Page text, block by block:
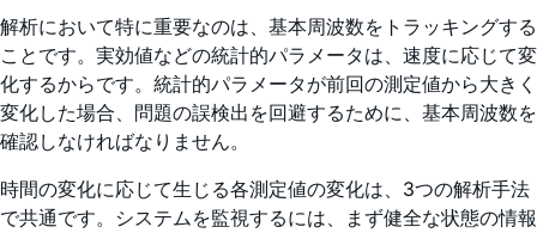
解析において特に重要なのは、基本周波数をトラッキングする
ことです。実効値などの統計的パラメータは、速度に応じて変
化するからです。統計的パラメータが前回の測定値から大きく
変化した場合、問題の誤検出を回避するために、基本周波数を
確認しなければなりません。
時間の変化に応じて生じる各測定値の変化は、3つの解析手法
で共通です。システムを監視するには、まず健全な状態の情報